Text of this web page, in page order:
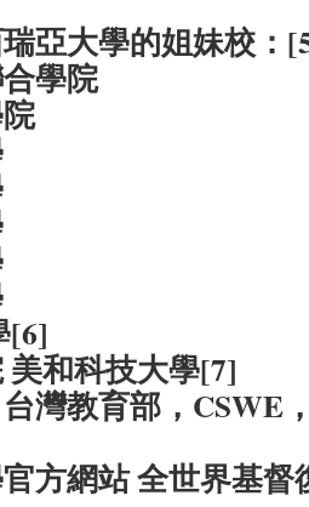
亞大學的姐妹校：
學院
[6]
和科技大學[7]
灣教育部，CSWE
方網站 全世界基